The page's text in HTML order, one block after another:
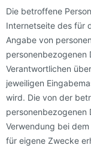
Die betroffene
Internetseite des für
Angabe von
personenbezogenen
Verantwortlichen
jeweiligen
wird. Die von der
personenbezogenen
Verwendung bei
für eigene Zwecke